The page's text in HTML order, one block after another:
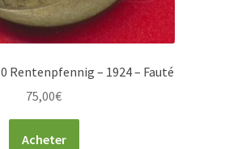
Rentenpfennig – 1924 – Fauté
75,00€
Acheter